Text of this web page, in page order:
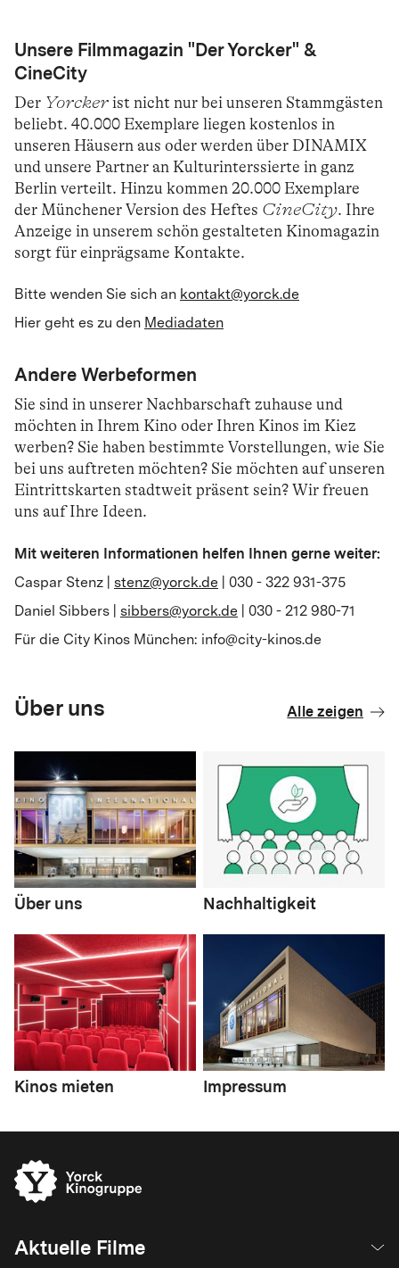
Unsere Filmmagazin "Der Yorcker" &
CineCity
Der Yorcker ist nicht nur bei unseren Stammgästen
beliebt. 40.000 Exemplare liegen kostenlos in
unseren Häusern aus oder werden über DINAMIX
und unsere Partner an Kulturinterssierte in ganz
Berlin verteilt. Hinzu kommen 20.000 Exemplare
der Münchener Version des Heftes CineCity. Ihre
Anzeige in unserem schön gestalteten Kinomagazin
sorgt für einprägsame Kontakte.
Bitte wenden Sie sich an kontakt@yorck.de
Hier geht es zu den Mediadaten
Andere Werbeformen
Sie sind in unserer Nachbarschaft zuhause und
möchten in Ihrem Kino oder Ihren Kinos im Kiez
werben? Sie haben bestimmte Vorstellungen, wie Sie
bei uns auftreten möchten? Sie möchten auf unseren
Eintrittskarten stadtweit präsent sein? Wir freuen
uns auf Ihre Ideen.
Mit weiteren Informationen helfen Ihnen gerne weiter:
Caspar Stenz | stenz@yorck.de | 030 - 322 931-375
Daniel Sibbers | sibbers@yorck.de | 030 - 212 980-71
Für die City Kinos München: info@city-kinos.de
Über uns Alle zeigen
Über uns Nachhaltigkeit
Kinos mieten Impressum
Aktuelle Filme